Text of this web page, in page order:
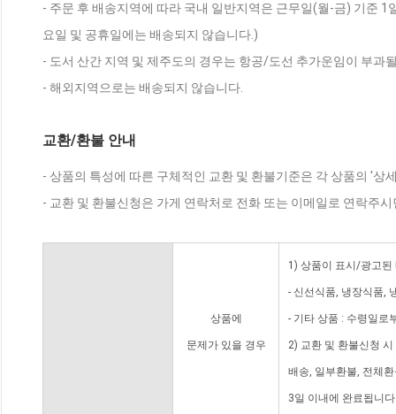
- 주문 후 배송지역에 따라 국내 일반지역은 근무일(월-금) 기준
요일 및 공휴일에는 배송되지 않습니다.)
- 도서 산간 지역 및 제주도의 경우는 항공/도선 추가운임이 부과
- 해외지역으로는 배송되지 않습니다.
교환/환불 안내
- 상품의 특성에 따른 구체적인 교환 및 환불기준은 각 상품의 '상
- 교환 및 환불신청은 가게 연락처로 전화 또는 이메일로 연락주
상품에
문제가 있을 경우
1) 상품이 표시/광고된
- 신선식품, 냉장식품,
- 기타 상품 : 수령일로
2) 교환 및 환불신청
배송, 일부환불, 전체
3일 이내에 완료됩니